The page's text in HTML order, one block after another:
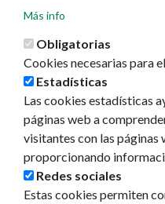
Más info
Obligatorias
Cookies necesarias para
Estadísticas
Las cookies estadísticas
páginas web a
visitantes con las páginas
proporcionando
Redes sociales
Estas cookies permiten